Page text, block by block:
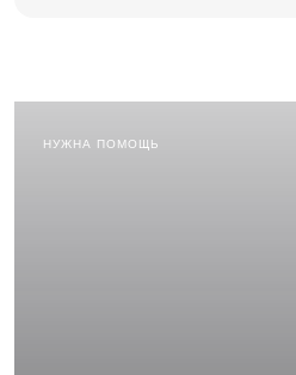
НУЖНА ПОМОЩЬ